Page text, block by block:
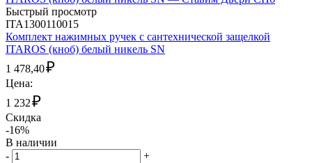
Быстрый просмотр
ITA1300110015
Комплект нажимных ручек с сантехнической защелкой
ITAROS (кноб) белый никель SN
1 478,40₽
Цена:
1 232₽
Скидка
-16%
В наличии
-
+